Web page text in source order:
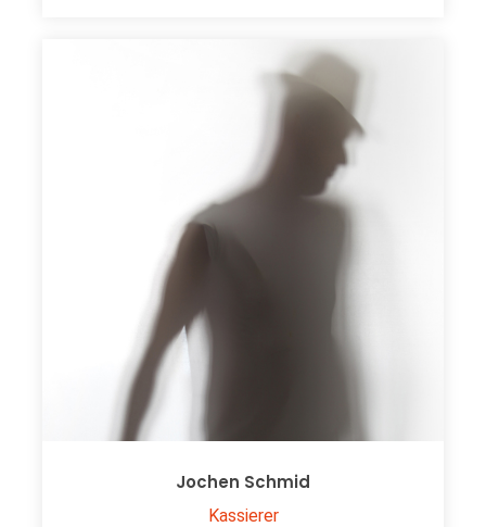
Jochen Schmid
Kassierer